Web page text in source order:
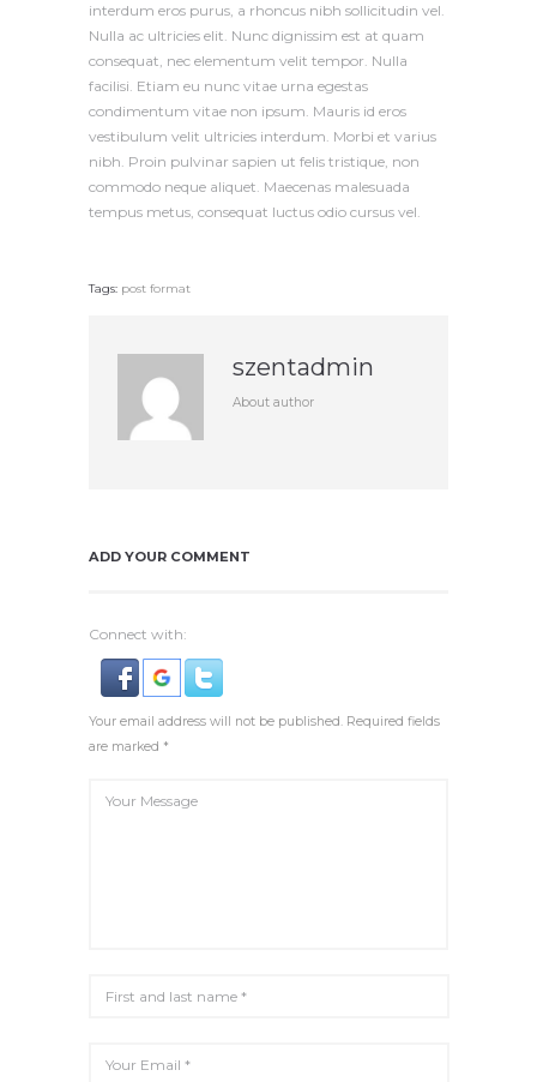
interdum eros purus, a rhoncus nibh sollicitudin vel.
Nulla ac ultricies elit. Nunc dignissim est at quam
consequat, nec elementum velit tempor. Nulla
facilisi. Etiam eu nunc vitae urna egestas
condimentum vitae non ipsum. Mauris id eros
vestibulum velit ultricies interdum. Morbi et varius
nibh. Proin pulvinar sapien ut felis tristique, non
commodo neque aliquet. Maecenas malesuada
tempus metus, consequat luctus odio cursus vel.
Tags: post format
szentadmin
About author
ADD YOUR COMMENT
Connect with:
Your email address will not be published. Required fields
are marked *